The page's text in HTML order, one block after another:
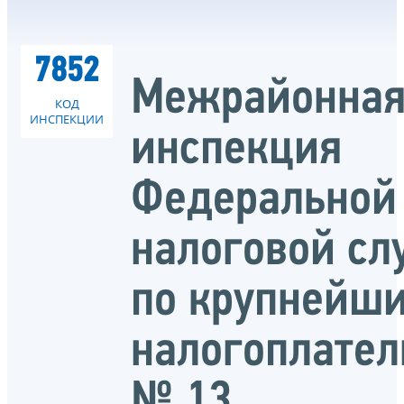
7852
КОД
ИНСПЕКЦИИ
инспекция
Федеральной
налоговой
по